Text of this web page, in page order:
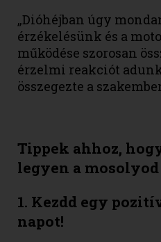
„Dióhéjban úgy
érzékelésünk és a
működése szorosan
érzelmi reakciót
összegezte a
Tippek ahhoz,
legyen a mosolyod
1. Kezdd egy
napot!